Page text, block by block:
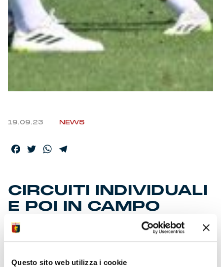
Questo sito web utilizza i cookie
Gift Card Online Store
19.09.23 NEWS
Facebook
TwitterWhatsApp
CIRCUITI INDIVIDUALI
E POI IN CAMPO
Dopo il lunedì di riposo ‘Gila’ ha riabbracciato il
via del Mare. Quasi 300 i biglietti settore ospiti